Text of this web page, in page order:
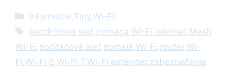
Kategórie
Informácie,Tipy,Wi-Fi
Značky
bezdrôtová sieť,domáca Wi-Fi,internet, Mesh
Wi-Fi,počítačová sieť,pomalá Wi-Fi,router,Wi-
Fi,Wi-Fi 6,Wi-Fi 7,Wi-Fi extender,zabezpečenie